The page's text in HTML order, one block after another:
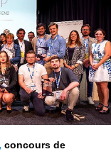
concours de